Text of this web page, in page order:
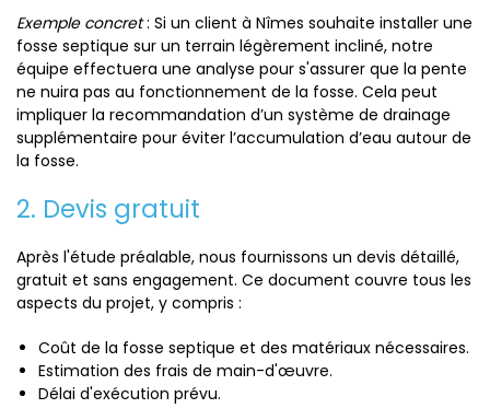
Exemple concret: Si un client à Nîmes souhaite installer une
fosse septique sur un terrain légèrement incliné, notre
équipe effectuera une analyse pour s'assurer que la pente
ne nuira pas au fonctionnement de la fosse. Cela peut
impliquer la recommandation d’un système de drainage
supplémentaire pour éviter l’accumulation d’eau autour de
la fosse.
2. Devis gratuit
Après l'étude préalable, nous fournissons un devis détaillé,
gratuit et sans engagement. Ce document couvre tous les
aspects du projet, y compris :
Coût de la fosse septique et des matériaux nécessaires.
Estimation des frais de main-d'œuvre.
Délai d'exécution prévu.